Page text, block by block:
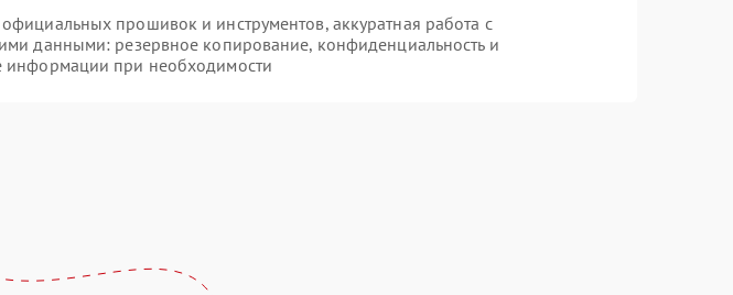
прошивок и инструментов, аккуратная работа с
данными: резервное копирование, конфиденциальность и
информации при необходимости